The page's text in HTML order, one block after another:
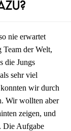
nie erwartet
Team der Welt,
die Jungs
sehr viel
wir durch
Wir wollten aber
zeigen, und
Die Aufgabe